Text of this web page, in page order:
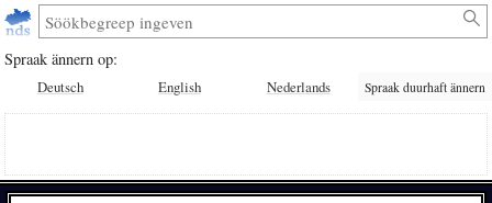
Spraak ännern op:
Deutsch English Nederlands Spraak duurhaft ännern